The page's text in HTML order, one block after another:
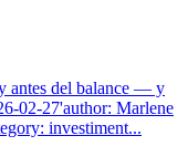
antes del balance — y
02-27'author: Marlene
investiment...